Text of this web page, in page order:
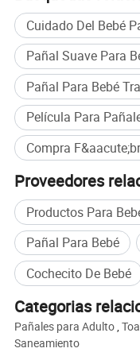
Cuidado Del Bebé
Pañal Suave Para
Pañal Para Bebé
Película Para
Proveedores
Productos Para
Pañal Para Bebé
Cochecito De Bebé
Categorias
Pañales para Adulto,
Saneamiento